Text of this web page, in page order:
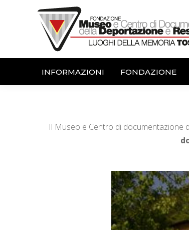
INFORMAZIONI FONDAZIONE
Il Museo e Centro di documentazione